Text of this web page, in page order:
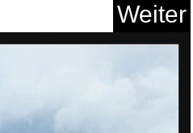
Anzeige
Weiter